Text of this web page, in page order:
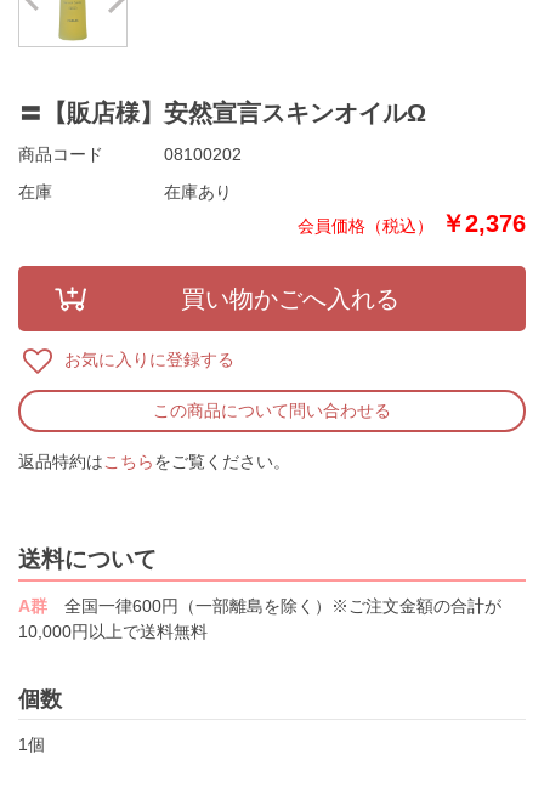
〓【販店様】安然宣言スキンオイルΩ
￥2,376
商品コード
08100202
在庫
在庫あり
お気に入りに登録する
この商品について問い合わせる
返品特約はこちらをご覧ください。
送料について
A群 全国一律600円（一部離島を除く）※ご注文金額の合計が
10,000円以上で送料無料
個数
1個